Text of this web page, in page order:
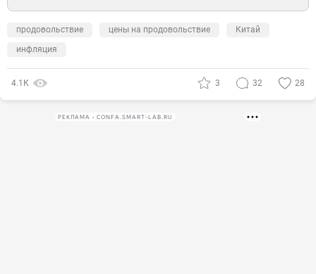
продовольствие цены на продовольствие
Китай
инфляция
4.1К 3 32 28
РЕКЛАМА • CONFA.SMART-LAB.RU